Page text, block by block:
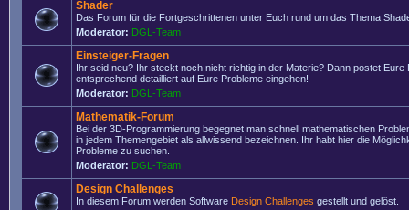
Shader
Das Forum für die Fortgeschrittenen unter Euch rund um das Thema
Moderator: DGL-Team
Einsteiger-Fragen
Ihr seid neu? Ihr steckt noch nicht richtig in der Materie? Dann postet Eure
entsprechend detailliert auf Eure Probleme eingehen!
Moderator: DGL-Team
Mathematik-Forum
Bei der 3D-Programmierung begegnet man schnell mathematischen
in jedem Themengebiet als allwissend bezeichnen. Ihr habt hier die
Probleme zu suchen.
Moderator: DGL-Team
Design Challenges
In diesem Forum werden Software Design Challenges gestellt und gelöst.